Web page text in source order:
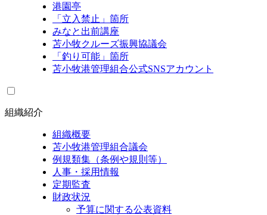
港園亭
「立入禁止」箇所
みなと出前講座
苫小牧クルーズ振興協議会
「釣り可能」箇所
苫小牧港管理組合公式SNSアカウント
組織紹介
組織概要
苫小牧港管理組合議会
例規類集（条例や規則等）
人事・採用情報
定期監査
財政状況
予算に関する公表資料